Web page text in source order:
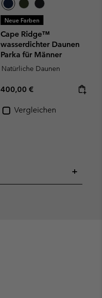
Neue Farben
Cape Ridge™
wasserdichter Daunen
Parka für Männer
Natürliche Daunen
Regular price:
400,00 €
Vergleichen
+